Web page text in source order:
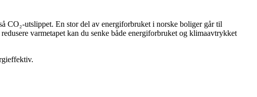
CO₂-utslippet. En stor del av energiforbruket i norske boliger går til
varmetapet kan du senke både energiforbruket og klimaavtrykket